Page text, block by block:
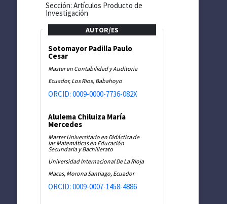
Sección: Artículos Producto de
Investigación
AUTOR/ES
Sotomayor Padilla Paulo
Cesar
Master en Contabilidad y Auditoria
Ecuador, Los Rios, Babahoyo
ORCID: 0009-0000-7736-082X
Alulema Chiluiza María
Mercedes
Master Universitario en Didáctica de
las Matemáticas en Educación
Secundaria y Bachillerato
Universidad Internacional De La Rioja
Macas, Morona Santiago, Ecuador
ORCID: 0009-0007-1458-4886